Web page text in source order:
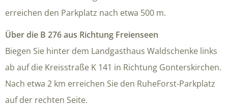
erreichen den Parkplatz nach etwa 500 m.
Über die B 276 aus Richtung Freienseen
Biegen Sie hinter dem Landgasthaus Waldschenke links
ab auf die Kreisstraße K 141 in Richtung Gonterskirchen.
Nach etwa 2 km erreichen Sie den RuheForst-Parkplatz
auf der rechten Seite.